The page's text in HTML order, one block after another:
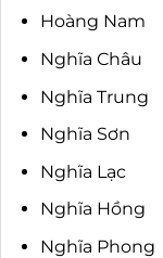
Hoàng Nam
Nghĩa Châu
Nghĩa Trung
Nghĩa Sơn
Nghĩa Lạc
Nghĩa Hồng
Nghĩa Phong